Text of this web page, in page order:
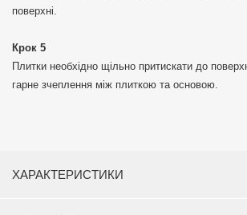
поверхні.
Крок 5
Плитки необхідно щільно притискати до
гарне зчеплення між плиткою та основою.
ХАРАКТЕРИСТИКИ